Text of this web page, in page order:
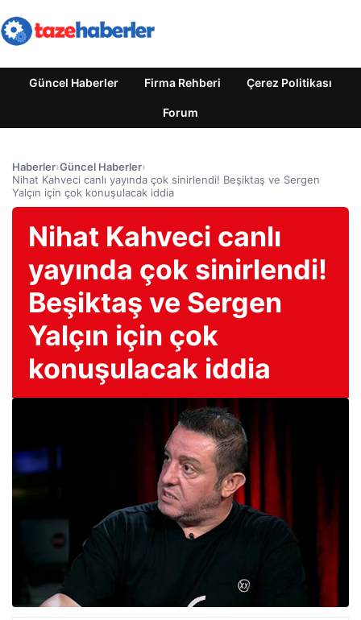
Güncel Haberler Firma Rehberi Çerez Politikası
Forum
Haberler›Güncel Haberler›
Nihat Kahveci canlı yayında çok sinirlendi! Beşiktaş ve Sergen
Yalçın için çok konuşulacak iddia
Nihat Kahveci canlı
yayında çok sinirlendi!
Beşiktaş ve Sergen
Yalçın için çok
konuşulacak iddia